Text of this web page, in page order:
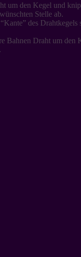
um den Kegel und
Stelle ab.
des Drahtkegels
Bahnen Draht um